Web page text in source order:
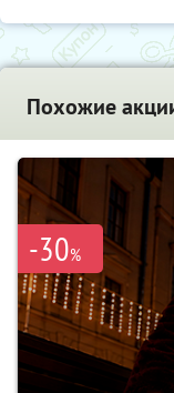
Похожие
-30%